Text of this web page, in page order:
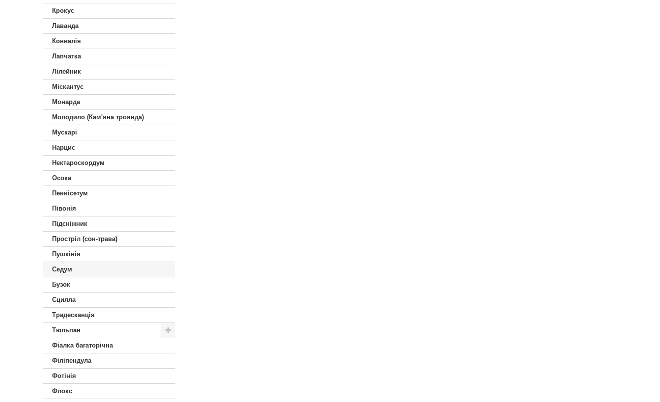
Крокус
Лаванда
Конвалія
Лапчатка
Лілейник
Міскантус
Монарда
Молодило (Кам'яна троянда)
Мускарі
Нарцис
Нектароскордум
Осока
Пеннісетум
Півонія
Підсніжник
Простріл (сон-трава)
Пушкінія
Седум
Бузок
Сцилла
Традесканція
Тюльпан
Фіалка багаторічна
Філіпендула
Фотінія
Флокс